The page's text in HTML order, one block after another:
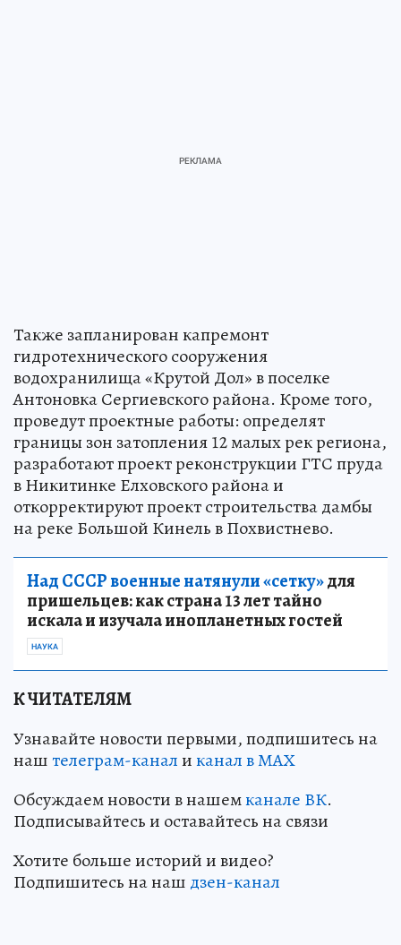
Также запланирован капремонт
гидротехнического сооружения
водохранилища «Крутой Дол» в поселке
Антоновка Сергиевского района. Кроме того,
проведут проектные работы: определят
границы зон затопления 12 малых рек региона,
разработают проект реконструкции ГТС пруда
в Никитинке Елховского района и
откорректируют проект строительства дамбы
на реке Большой Кинель в Похвистнево.
Над СССР военные натянули «сетку»для
пришельцев: как страна 13 лет тайно
искала и изучала инопланетных гостей
НАУКА
К ЧИТАТЕЛЯМ
Узнавайте новости первыми, подпишитесь на
наштелеграм-каналиканал в МАХ
Обсуждаем новости в нашемканале ВК.
Подписывайтесь и оставайтесь на связи
Хотите больше историй и видео?
Подпишитесь на наш дзен-канал